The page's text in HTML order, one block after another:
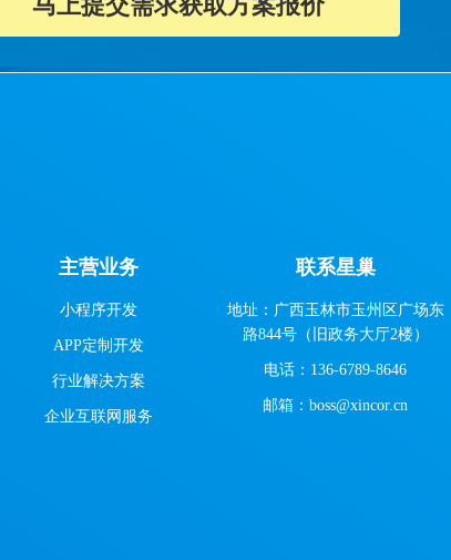
主营业务
小程序开发
APP定制开发
行业解决方案
企业互联网服务
联系星巢
地址：广西玉林市玉州区广场东
路844号（旧政务大厅2楼）
电话：136-6789-8646
邮箱：boss@xincor.cn